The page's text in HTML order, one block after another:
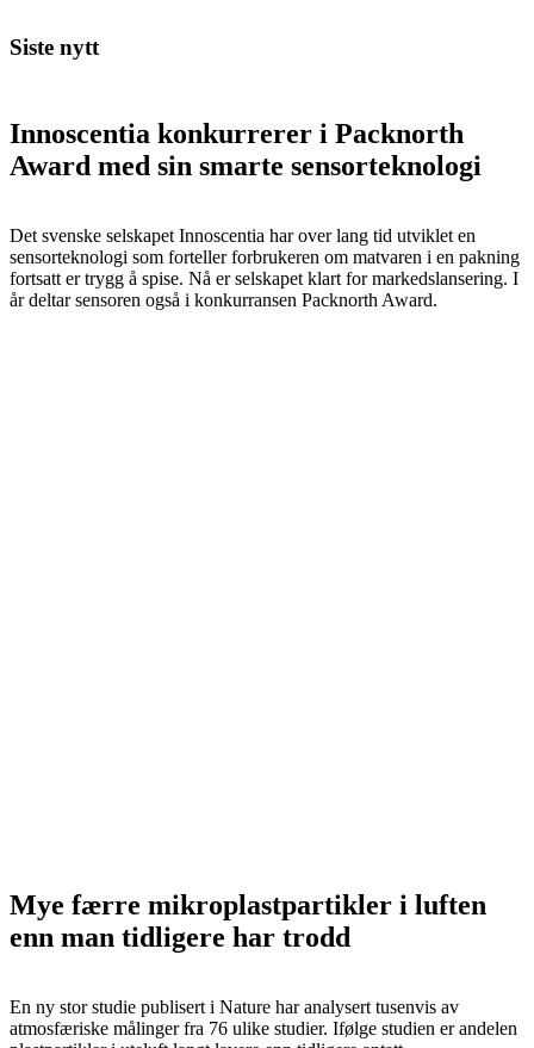
Siste nytt
Innoscentia konkurrerer i Packnorth
Award med sin smarte sensorteknologi
Det svenske selskapet Innoscentia har over lang tid utviklet en
sensorteknologi som forteller forbrukeren om matvaren i en pakning
fortsatt er trygg å spise. Nå er selskapet klart for markedslansering. I
år deltar sensoren også i konkurransen Packnorth Award.
Mye færre mikroplastpartikler i luften
enn man tidligere har trodd
En ny stor studie publisert i Nature har analysert tusenvis av
atmosfæriske målinger fra 76 ulike studier. Ifølge studien er andelen